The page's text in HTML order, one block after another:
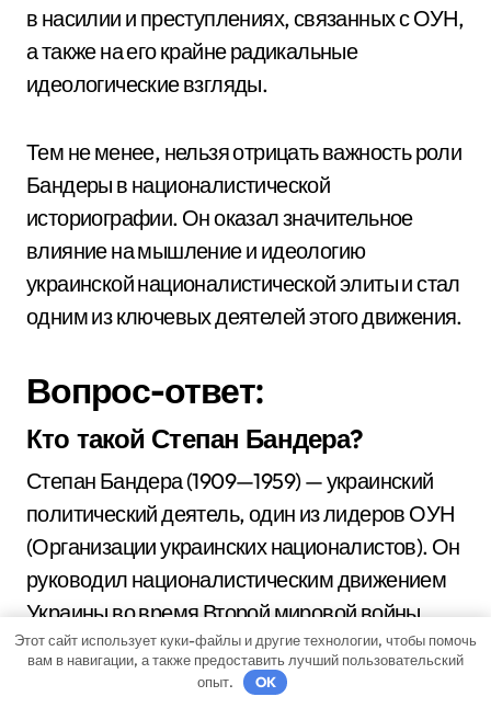
в насилии и преступлениях, связанных с ОУН,
а также на его крайне радикальные
идеологические взгляды.
Тем не менее, нельзя отрицать важность роли
Бандеры в националистической
историографии. Он оказал значительное
влияние на мышление и идеологию
украинской националистической элиты и стал
одним из ключевых деятелей этого движения.
Вопрос-ответ:
Кто такой Степан Бандера?
Степан Бандера (1909—1959) — украинский
политический деятель, один из лидеров ОУН
(Организации украинских националистов). Он
руководил националистическим движением
Украины во время Второй мировой войны.
Какова биография Степана
Этот сайт использует куки-файлы и другие технологии, чтобы помочь
вам в навигации, а также предоставить лучший пользовательский
опыт.
OK